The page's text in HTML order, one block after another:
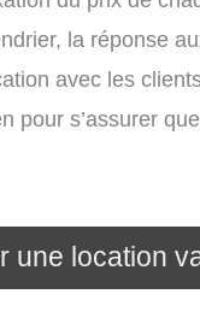
la réponse
avec les
pour s’assurer
une location